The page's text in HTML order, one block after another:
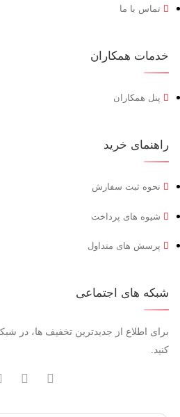
تماس با ما
خدمات همکاران
پنل همکاران
راهنمای خرید
نحوه ثبت سفارش
شیوه های پرداخت
پرسش های متداول
شبکه های اجتماعی
برای اطلاع از جدیدترین تخفیف ها، در
کنید.